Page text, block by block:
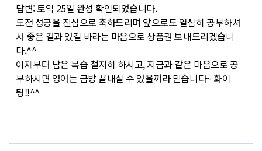
답변: 토익 25일 완성 확인되었습니다.
도전 성공을 진심으로 축하드리며 앞으로도 열심히 공부하셔
서 좋은 결과 있길 바라는 마음으로 상품권 보내드리겠습니
다.^^
이제부터 남은 복습 철저히 하시고, 지금과 같은 마음으로 공
부하시면 영어는 금방 끝내실 수 있을꺼라 믿습니다~ 화이
팅!!^^